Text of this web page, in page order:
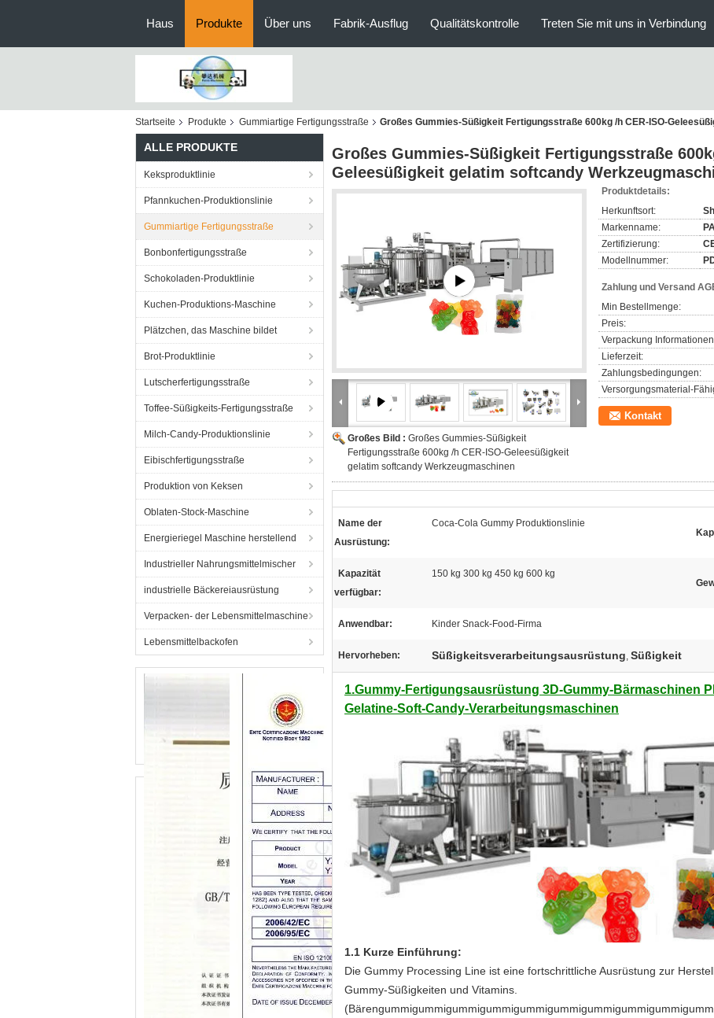
Haus Produkte Über uns Fabrik-Ausflug Qualitätskontrolle Treten Sie mit uns in Verbindung
Startseite Produkte Gummiartige Fertigungsstraße Großes Gummies-Süßigkeit Fertigungsstraße 600kg /h CER-ISO-
ALLE PRODUKTE
Keksproduktlinie
Pfannkuchen-Produktionslinie
Gummiartige Fertigungsstraße
Bonbonfertigungsstraße
Schokoladen-Produktlinie
Kuchen-Produktions-Maschine
Plätzchen, das Maschine bildet
Brot-Produktlinie
Lutscherfertigungsstraße
Toffee-Süßigkeits-Fertigungsstraße
Milch-Candy-Produktionslinie
Eibischfertigungsstraße
Produktion von Keksen
Oblaten-Stock-Maschine
Energieriegel Maschine herstellend
Industrieller Nahrungsmittelmischer
industrielle Bäckereiausrüstung
Verpacken- der Lebensmittelmaschine
Lebensmittelbackofen
Großes Gummies-Süßigkeit Fertigungsstraße
Geleesüßigkeit gelatim softcandy
Großes Bild : Großes Gummies-Süßigkeit
Fertigungsstraße 600kg /h CER-ISO-Geleesüßigkeit
gelatim softcandy Werkzeugmaschinen
Produktdetails:
Herkunftsort:
Markenname:
Zertifizierung:
Modellnummer:
Zahlung und Versand
Min Bestellmenge:
Preis:
Verpackung
Lieferzeit:
Zahlungsbedingungen:
Versorgungsmaterial-
Kontakt
Name der
Ausrüstung:
Coca-Cola Gummy Produktionslinie
Kapazität
verfügbar:
150 kg 300 kg 450 kg 600 kg
Anwendbar: Kinder Snack-Food-Firma
Hervorheben: Süßigkeitsverarbeitungsausrüstung, Süßigkeit
1.Gummy-Fertigungsausrüstung 3D-Gummy-Bärmaschinen
Gelatine-Soft-Candy-Verarbeitungsmaschinen
1.1 Kurze Einführung:
Die Gummy Processing Line ist eine fortschrittliche Ausrüstung zur
Gummy-Süßigkeiten und Vitamins.